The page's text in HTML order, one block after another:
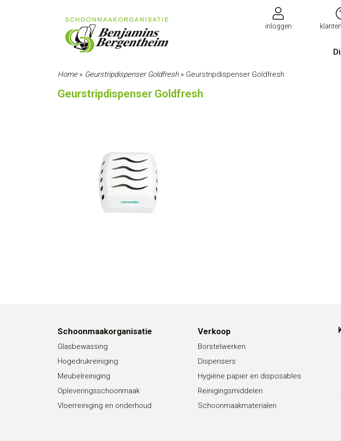
inloggen
Home» Geurstripdispenser Goldfresh» Geurstripdispenser Goldfresh
Geurstripdispenser Goldfresh
Schoonmaakorganisatie
Glasbewassing
Hogedrukreiniging
Meubelreiniging
Opleveringsschoonmaak
Vloerreiniging en onderhoud
Verkoop
Borstelwerken
Dispensers
Hygiëne papier en disposables
Reinigingsmiddelen
Schoonmaakmaterialen